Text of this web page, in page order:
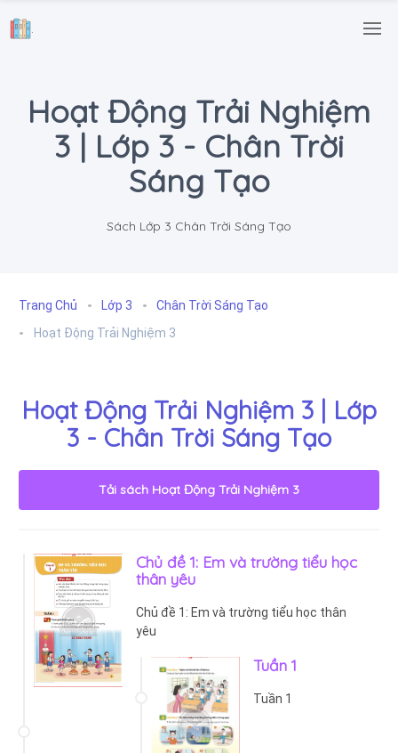
.
Hoạt Động Trải Nghiệm
3 | Lớp 3 - Chân Trời
Sáng Tạo
Sách Lớp 3 Chân Trời Sáng Tạo
Trang Chủ Lớp 3
Chân Trời Sáng Tạo
Hoạt Động Trải Nghiệm 3
Hoạt Động Trải Nghiệm 3 | Lớp
3 - Chân Trời Sáng Tạo
Tải sách Hoạt Động Trải Nghiệm 3
Chủ đề 1: Em và trường tiểu học
thân yêu
Chủ đề 1: Em và trường tiểu học thân
yêu
Tuần 1
Tuần 1